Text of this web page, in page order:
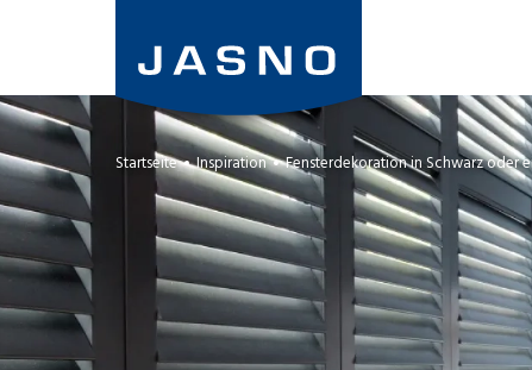
Startseite Inspiration Fensterdekoration in Schwarz oder